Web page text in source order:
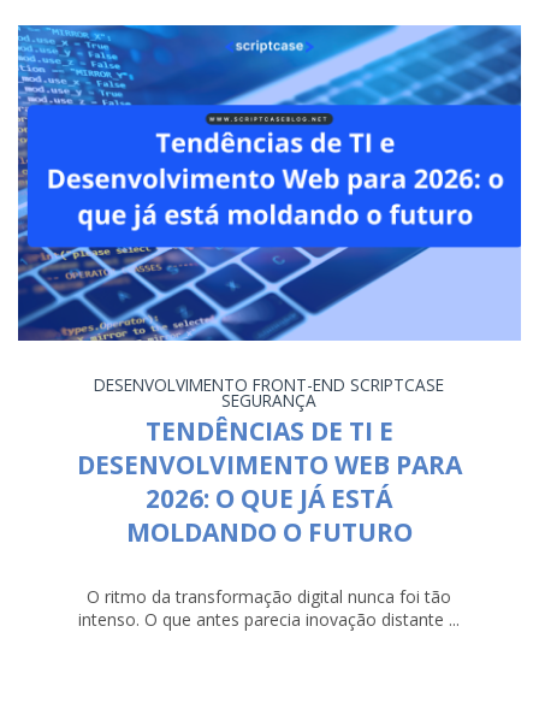
DESENVOLVIMENTO FRONT-END SCRIPTCASE
SEGURANÇA
TENDÊNCIAS DE TI E
DESENVOLVIMENTO WEB PARA
2026: O QUE JÁ ESTÁ
MOLDANDO O FUTURO
O ritmo da transformação digital nunca foi tão
intenso. O que antes parecia inovação distante ...